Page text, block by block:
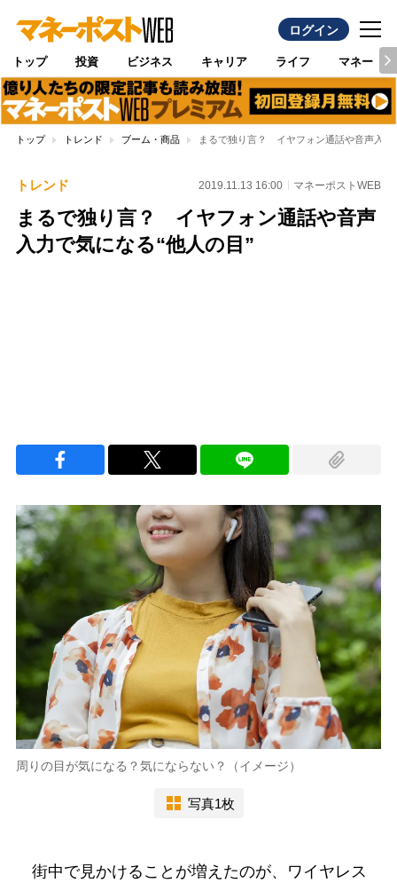
ログイン
トップ 投資 ビジネス キャリア ライフ マネー
トップ トレンド ブーム・商品 まるで独り言？ イヤフォン通話や音声入力
トレンド 2019.11.13 16:00 マネーポストWEB
まるで独り言？ イヤフォン通話や音声
入力で気になる“他人の目”
周りの目が気になる？気にならない？（イメージ）
写真1枚
街中で見かけることが増えたのが、ワイヤレス